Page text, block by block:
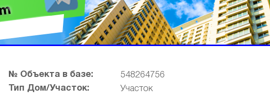
№ Объекта в базе: 548264756
Тип Дом/Участок: Участок